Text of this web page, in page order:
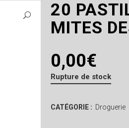
20
MITES
0,00€
Rupture de stock
CATÉGORIE : Droguerie